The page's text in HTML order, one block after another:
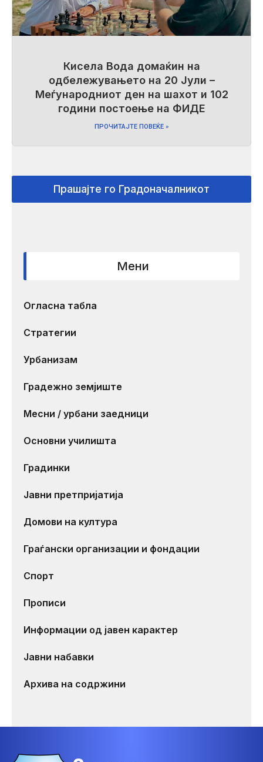
Кисела Вода домаќин на
одбележувањето на 20 Јули –
Меѓународниот ден на шахот и 102
години постоење на ФИДЕ
ПРОЧИТАЈТЕ ПОВЕЌЕ »
Прашајте го Градоначалникот
Мени
Огласна табла
Стратегии
Урбанизам
Градежно земјиште
Месни / урбани заедници
Основни училишта
Градинки
Јавни претпријатија
Домови на култура
Граѓански организации и фондации
Спорт
Прописи
Информации од јавен карактер
Јавни набавки
Архива на содржини